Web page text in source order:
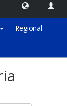
Regional